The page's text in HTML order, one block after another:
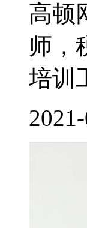
高顿
师，
培训